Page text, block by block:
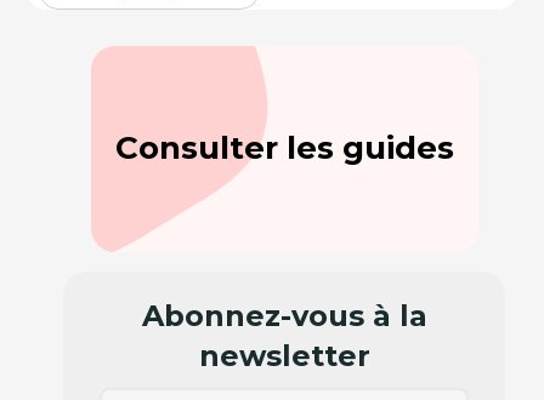
Consulter les guides
Abonnez-vous à la
newsletter